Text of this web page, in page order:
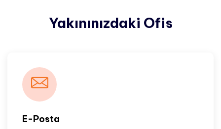
Yakınınızdaki Ofis
E-Posta